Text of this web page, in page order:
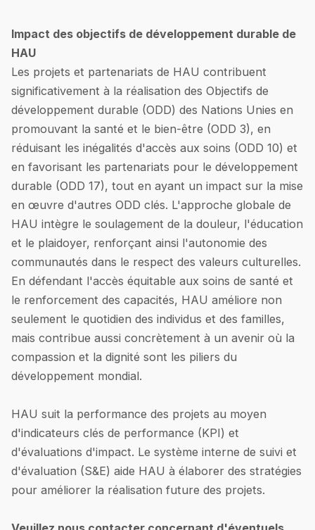
Impact des objectifs de développement durable de
HAU
Les projets et partenariats de HAU contribuent
significativement à la réalisation des Objectifs de
développement durable (ODD) des Nations Unies en
promouvant la santé et le bien-être (ODD 3), en
réduisant les inégalités d'accès aux soins (ODD 10) et
en favorisant les partenariats pour le développement
durable (ODD 17), tout en ayant un impact sur la mise
en œuvre d'autres ODD clés. L'approche globale de
HAU intègre le soulagement de la douleur, l'éducation
et le plaidoyer, renforçant ainsi l'autonomie des
communautés dans le respect des valeurs culturelles.
En défendant l'accès équitable aux soins de santé et
le renforcement des capacités, HAU améliore non
seulement le quotidien des individus et des familles,
mais contribue aussi concrètement à un avenir où la
compassion et la dignité sont les piliers du
développement mondial.
HAU suit la performance des projets au moyen
d'indicateurs clés de performance (KPI) et
d'évaluations d'impact. Le système interne de suivi et
d'évaluation (S&E) aide HAU à élaborer des stratégies
pour améliorer la réalisation future des projets.